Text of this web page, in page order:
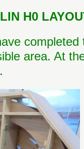
H0
area. At